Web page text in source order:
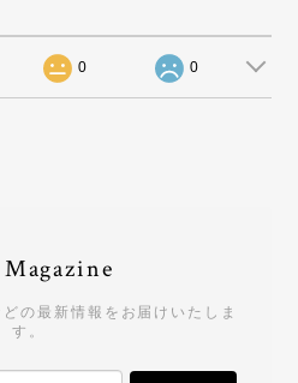
0 0
の最新情報をお届けいたしま
す。